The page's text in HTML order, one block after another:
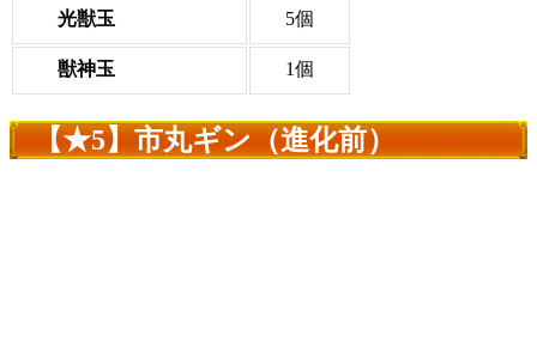
光獣玉 5個
獣神玉 1個
【★5】市丸ギン（進化前）